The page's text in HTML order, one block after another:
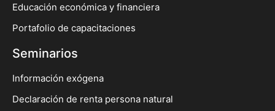
Educación económica y financiera
Portafolio de capacitaciones
Seminarios
Información exógena
Declaración de renta persona natural